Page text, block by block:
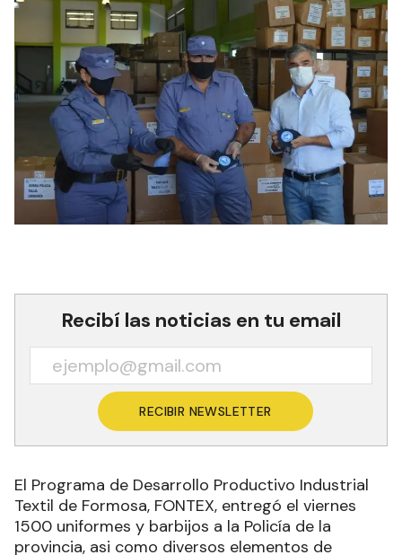
Recibí las noticias en tu email
RECIBIR NEWSLETTER
El Programa de Desarrollo Productivo Industrial
Textil de Formosa, FONTEX, entregó el viernes
1500 uniformes y barbijos a la Policía de la
provincia, asi como diversos elementos de